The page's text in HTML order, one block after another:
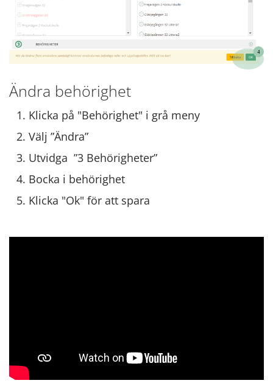
Ändra behörighet
Klicka på "Behörighet" i grå meny
Välj ”Ändra”
Utvidga ”3 Behörigheter”
Bocka i behörighet
Klicka "Ok" för att spara